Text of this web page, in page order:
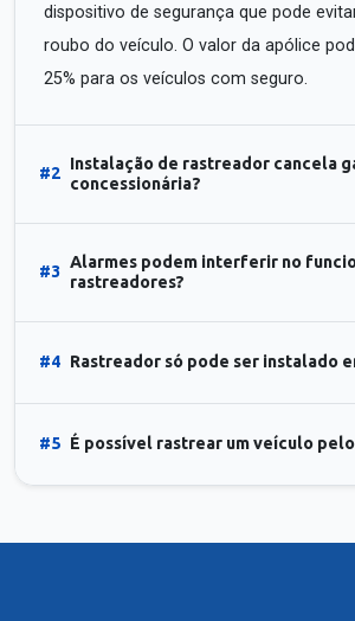
dispositivo de segurança que pode
roubo do veículo. O valor da apólice
25% para os veículos com seguro.
#2
Instalação de rastreador cancela
concessionária?
#3
Alarmes podem interferir no
rastreadores?
#4 Rastreador só pode ser instalado
#5 É possível rastrear um veículo